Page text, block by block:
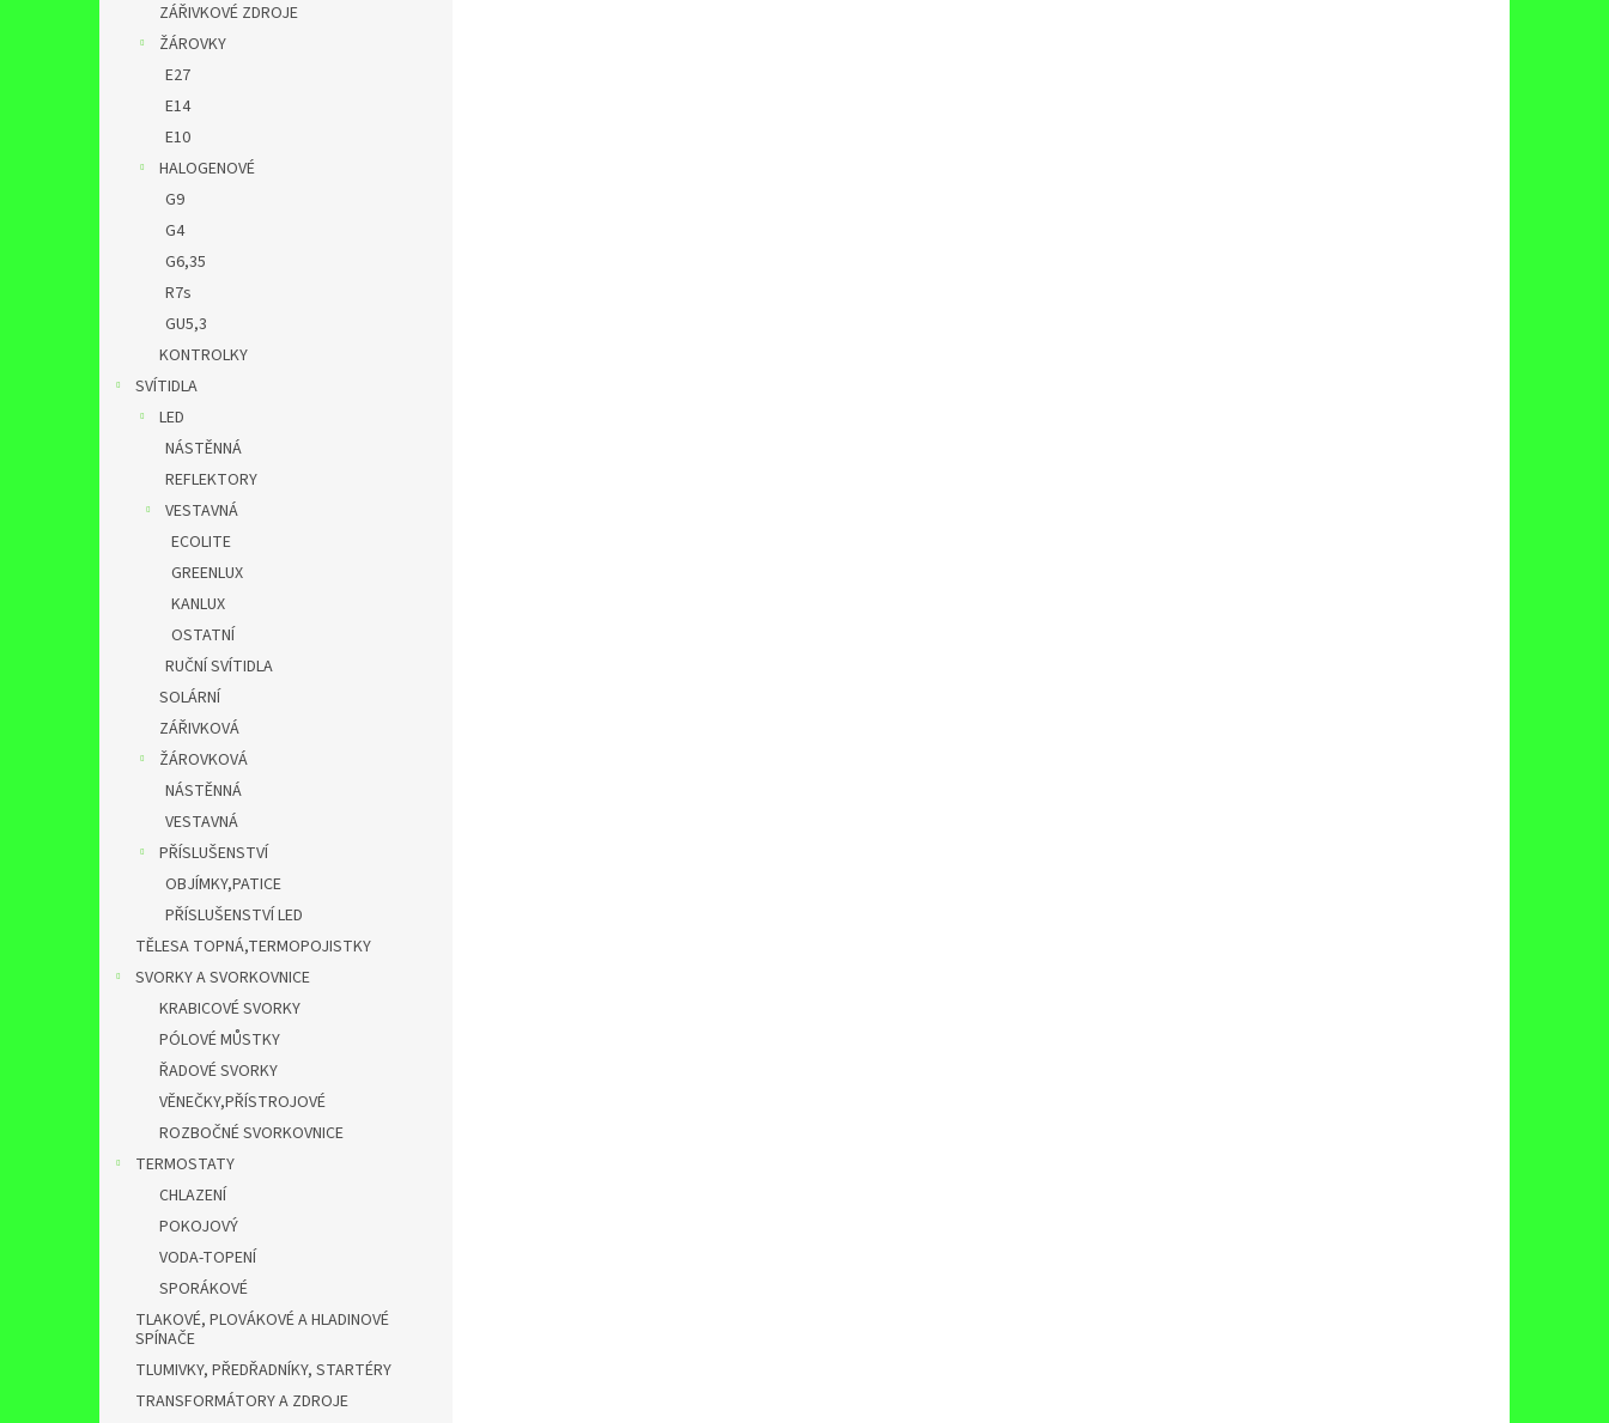
ZÁŘIVKOVÉ ZDROJE
ŽÁROVKY
E27
E14
E10
HALOGENOVÉ
G9
G4
G6,35
R7s
GU5,3
KONTROLKY
SVÍTIDLA
LED
NÁSTĚNNÁ
REFLEKTORY
VESTAVNÁ
ECOLITE
GREENLUX
KANLUX
OSTATNÍ
RUČNÍ SVÍTIDLA
SOLÁRNÍ
ZÁŘIVKOVÁ
ŽÁROVKOVÁ
NÁSTĚNNÁ
VESTAVNÁ
PŘÍSLUŠENSTVÍ
OBJÍMKY,PATICE
PŘÍSLUŠENSTVÍ LED
TĚLESA TOPNÁ,TERMOPOJISTKY
SVORKY A SVORKOVNICE
KRABICOVÉ SVORKY
PÓLOVÉ MŮSTKY
ŘADOVÉ SVORKY
VĚNEČKY,PŘÍSTROJOVÉ
ROZBOČNÉ SVORKOVNICE
TERMOSTATY
CHLAZENÍ
POKOJOVÝ
VODA-TOPENÍ
SPORÁKOVÉ
TLAKOVÉ, PLOVÁKOVÉ A HLADINOVÉ
SPÍNAČE
TLUMIVKY, PŘEDŘADNÍKY, STARTÉRY
TRANSFORMÁTORY A ZDROJE